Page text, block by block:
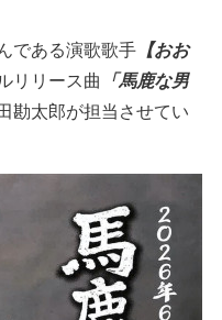
である演歌歌手【おお
リリース曲 「馬鹿な男
勘太郎が担当させてい